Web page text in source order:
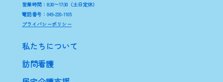
営業時間：8:30〜17:30（土日定休）
電話番号：049-220-1105
プライバシーポリシー
私たちについて
訪問看護